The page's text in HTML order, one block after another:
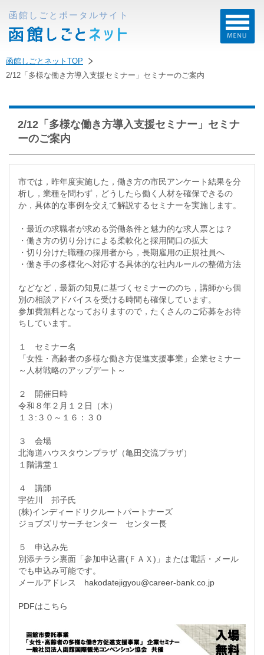
函館しごとポータルサイト
函館しごとネットTOP
2/12「多様な働き方導入支援セミナー」セミナーのご案内
2/12「多様な働き方導入支援セミナー」セミナ
ーのご案内
市では，昨年度実施した，働き方の市民アンケート結果を分
析し，業種を問わず，どうしたら働く人材を確保できるの
か，具体的な事例を交えて解説するセミナーを実施します。
・最近の求職者が求める労働条件と魅力的な求人票とは？
・働き方の切り分けによる柔軟化と採用間口の拡大
・切り分けた職種の採用者から，長期雇用の正規社員へ
・働き手の多様化へ対応する具体的な社内ルールの整備方法
などなど，最新の知見に基づくセミナーののち，講師から個
別の相談アドバイスを受ける時間も確保しています。
参加費無料となっておりますので，たくさんのご応募をお待
ちしています。
１ セミナー名
「女性・高齢者の多様な働き方促進支援事業」企業セミナー
～人材戦略のアップデート～
２ 開催日時
令和８年２月１２日（木）
１３:３０～１６：３０
３ 会場
北海道ハウスタウンプラザ（亀田交流プラザ）
１階講堂１
４ 講師
宇佐川 邦子氏
(株)インディードリクルートパートナーズ
ジョブズリサーチセンター センター長
５ 申込み先
別添チラシ裏面「参加申込書(ＦＡＸ)」または電話・メール
でも申込み可能です。
メールアドレス hakodatejigyou@career-bank.co.jp
PDFはこちら